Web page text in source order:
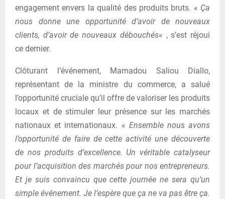
engagement envers la qualité des produits bruts. « Ça
nous donne une opportunité d’avoir de nouveaux
clients, d’avoir de nouveaux débouchés« , s’est réjoui
ce dernier.
Clôturant l’événement, Mamadou Saliou Diallo,
représentant de la ministre du commerce, a salué
l’opportunité cruciale qu’il offre de valoriser les produits
locaux et de stimuler leur présence sur les marchés
nationaux et internationaux. « Ensemble nous avons
l’opportunité de faire de cette activité une découverte
de nos produits d’excellence. Un véritable catalyseur
pour l’acquisition des marchés pour nos entrepreneurs.
Et je suis convaincu que cette journée ne sera qu’un
simple événement. Je l’espère que ça ne va pas être ça.